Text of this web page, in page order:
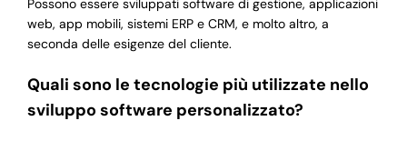
Possono essere sviluppati software di gestione, applicazioni
web, app mobili, sistemi ERP e CRM, e molto altro, a
seconda delle esigenze del cliente.
Quali sono le tecnologie più utilizzate nello
sviluppo software personalizzato?